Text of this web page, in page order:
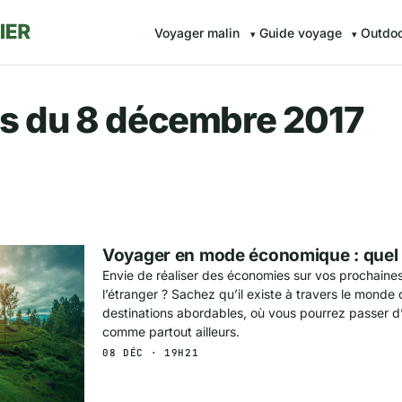
— Voyager malin avec
Voyager malin Guide voyage
du 8 décembre 2017
Voyager en mode économique :
Envie de réaliser des économies sur vos
l’étranger ? Sachez qu’il existe à travers le monde
destinations abordables, où vous pourrez passer
comme partout ailleurs.
08 DÉC · 19H21